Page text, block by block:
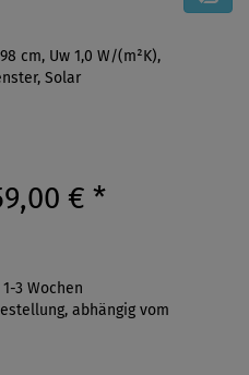
cm, Uw 1,0 W/(m²K),
Solar
€ *
3 Wochen
abhängig vom